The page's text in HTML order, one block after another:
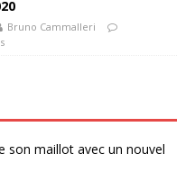
Bruno Cammalleri
son maillot avec un nouvel